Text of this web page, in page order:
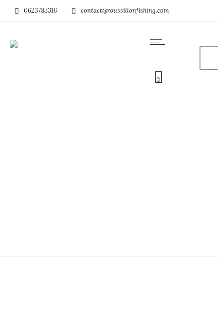
0623783316 contact@roussillonfishing.com
0